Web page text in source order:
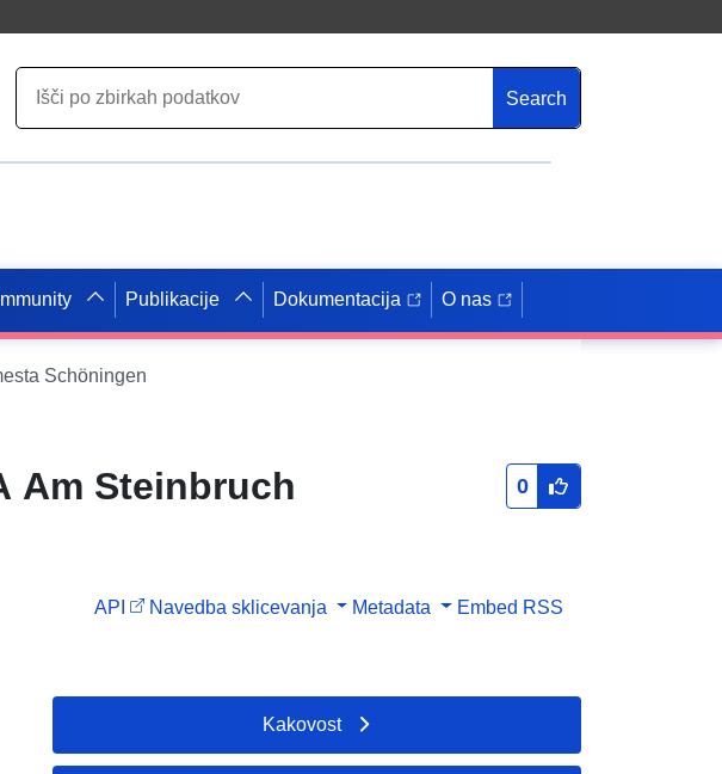
Search
Publikacije Dokumentacija O nas
Schöningen
Am Steinbruch
0
API Navedba sklicevanja Metadata Embed RSS
Kakovost